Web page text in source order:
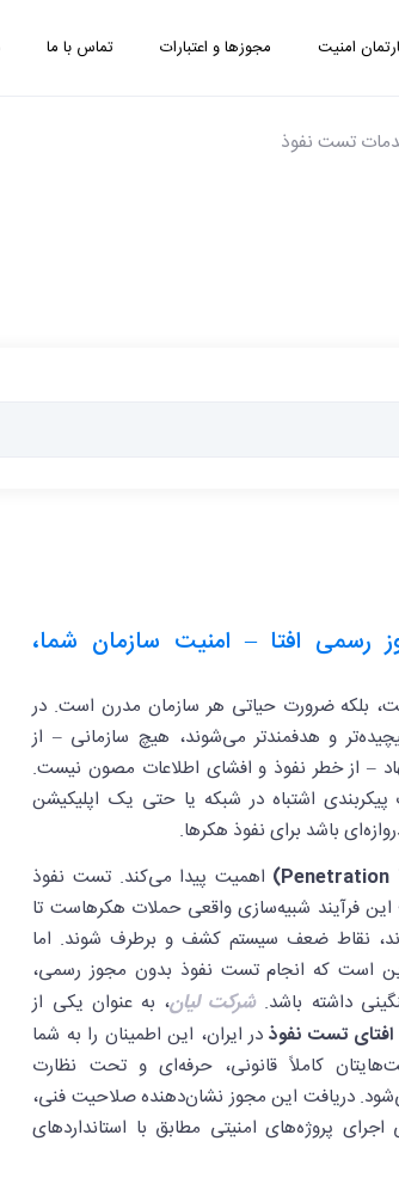
امنیت مجوزها و اعتبارات تماس با ما
تست نفوذ
رسمی افتا – امنیت سازمان شما،
بلکه ضرورت حیاتی هر سازمان مدرن است. در
و هدفمندتر می‌شوند، هیچ سازمانی – از
– از خطر نفوذ و افشای اطلاعات مصون نیست.
اشتباه در شبکه یا حتی یک اپلیکیشن
باشد برای نفوذ هکرها.
اهمیت پیدا می‌کند. تست نفوذ
فرآیند شبیه‌سازی واقعی حملات هکرهاست تا
نقاط ضعف سیستم کشف و برطرف شوند. اما
این است که انجام تست نفوذ بدون مجوز رسمی،
داشته باشد. شرکت لیان، به عنوان یکی از
تست نفوذدر ایران، این اطمینان را به شما
کاملاً قانونی، حرفه‌ای و تحت نظارت
دریافت این مجوز نشان‌دهنده صلاحیت فنی،
پروژه‌های امنیتی مطابق با استانداردهای